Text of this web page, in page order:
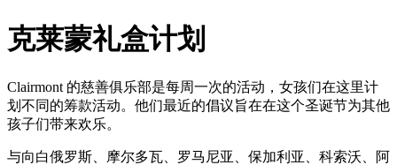
克莱蒙礼盒计划
Clairmont 的慈善俱乐部是每周一次的活动，女孩们在这里计
划不同的筹款活动。他们最近的倡议旨在在这个圣诞节为其他
孩子们带来欢乐。
与向白俄罗斯、摩尔多瓦、罗马尼亚、保加利亚、科索沃、阿